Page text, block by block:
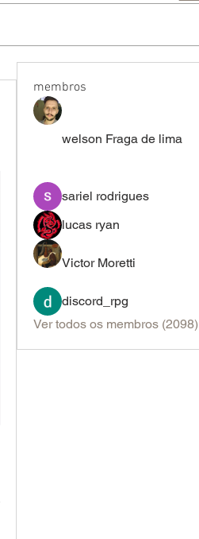
membros
welson Fraga de lima
sariel rodrigues
lucas ryan
Victor Moretti
discord_rpg
Ver todos os membros (2098)